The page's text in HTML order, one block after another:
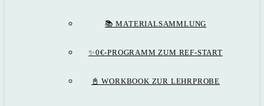
📚 MATERIALSAMMLUNG
✨0€-PROGRAMM ZUM REF-START
📓 WORKBOOK ZUR LEHRPROBE